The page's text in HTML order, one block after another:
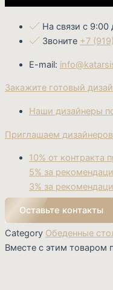
На связи с 9:00
Звоните +7
E-mail:
Закажите готовый
Наши дизайнеры
Приглашаем
10% от контракта
5% за
3% за
Оставьте контакты
Category Обеденные
Вместе с этим товаром